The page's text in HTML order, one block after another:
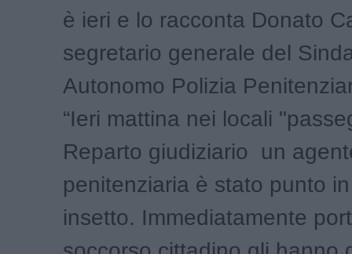
è ieri e lo racconta Donato
segretario generale del
Autonomo Polizia
“Ieri mattina nei locali
Reparto giudiziario un
penitenziaria è stato punto
insetto. Immediatamente